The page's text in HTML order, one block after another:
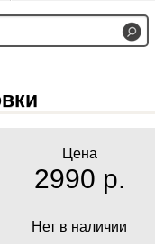
Цена
2990 р.
Нет в наличии